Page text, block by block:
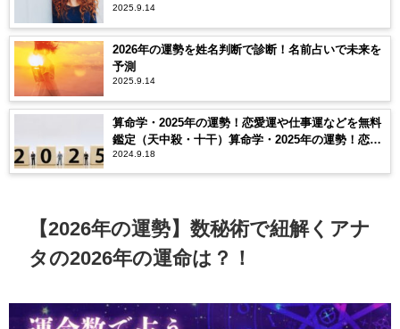
2025.9.14
2026年の運勢を姓名判断で診断！名前占いで未来を
予測
2025.9.14
算命学・2025年の運勢！恋愛運や仕事運などを無料
鑑定（天中殺・十干）算命学・2025年の運勢！恋愛
運や仕事運などを無料鑑定（天中殺・十干）
2024.9.18
【2026年の運勢】数秘術で紐解くアナ
タの2026年の運命は？！